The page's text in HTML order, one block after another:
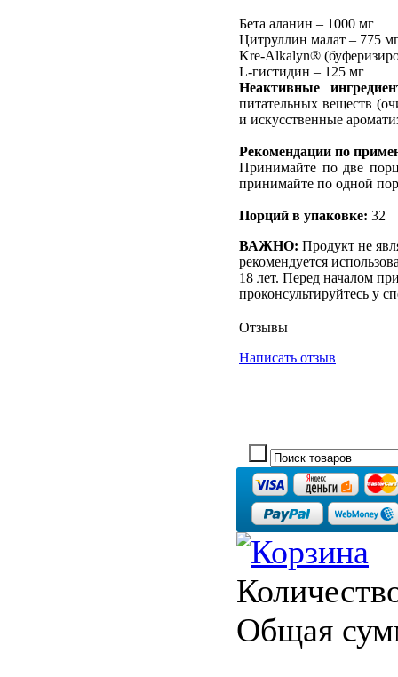
Бета аланин – 1000 мг
Цитруллин малат – 775
Kre-Alkalyn®
L-гистидин – 125 мг
Неактивные
питательных веществ
и искусственные
Рекомендации по
Принимайте по две
принимайте по одной
Порций в упаковке: 32
ВАЖНО: Продукт не
рекомендуется
18 лет. Перед началом
проконсультируйтесь у
Отзывы
Написать отзыв
Общая